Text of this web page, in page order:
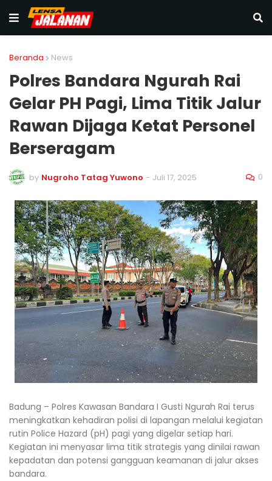
Beranda News
Polres Bandara Ngurah Rai
Gelar PH Pagi, Lima Titik Jalur
Rawan Dijaga Ketat Personel
Berseragam
by Nugroho Tatag Yuwono - Juli 17, 2025 0
Badung – Polres Kawasan Bandara I Gusti Ngurah Rai terus
meningkatkan kehadiran polisi di lapangan melalui kegiatan
rutin Police Hazard (pH) pagi yang digelar setiap hari.
Kegiatan ini menyasar lima titik strategis yang dinilai rawan
kepadatan dan potensi gangguan keamanan di jalur akses
bandara.